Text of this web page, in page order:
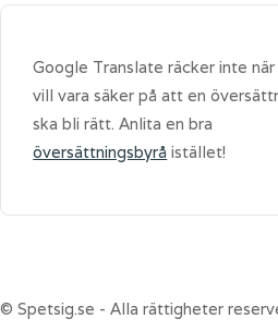
Google Translate räcker inte när
vill vara säker på att en
ska bli rätt. Anlita en bra
översättningsbyrå istället!
© Spetsig.se - Alla rättigheter